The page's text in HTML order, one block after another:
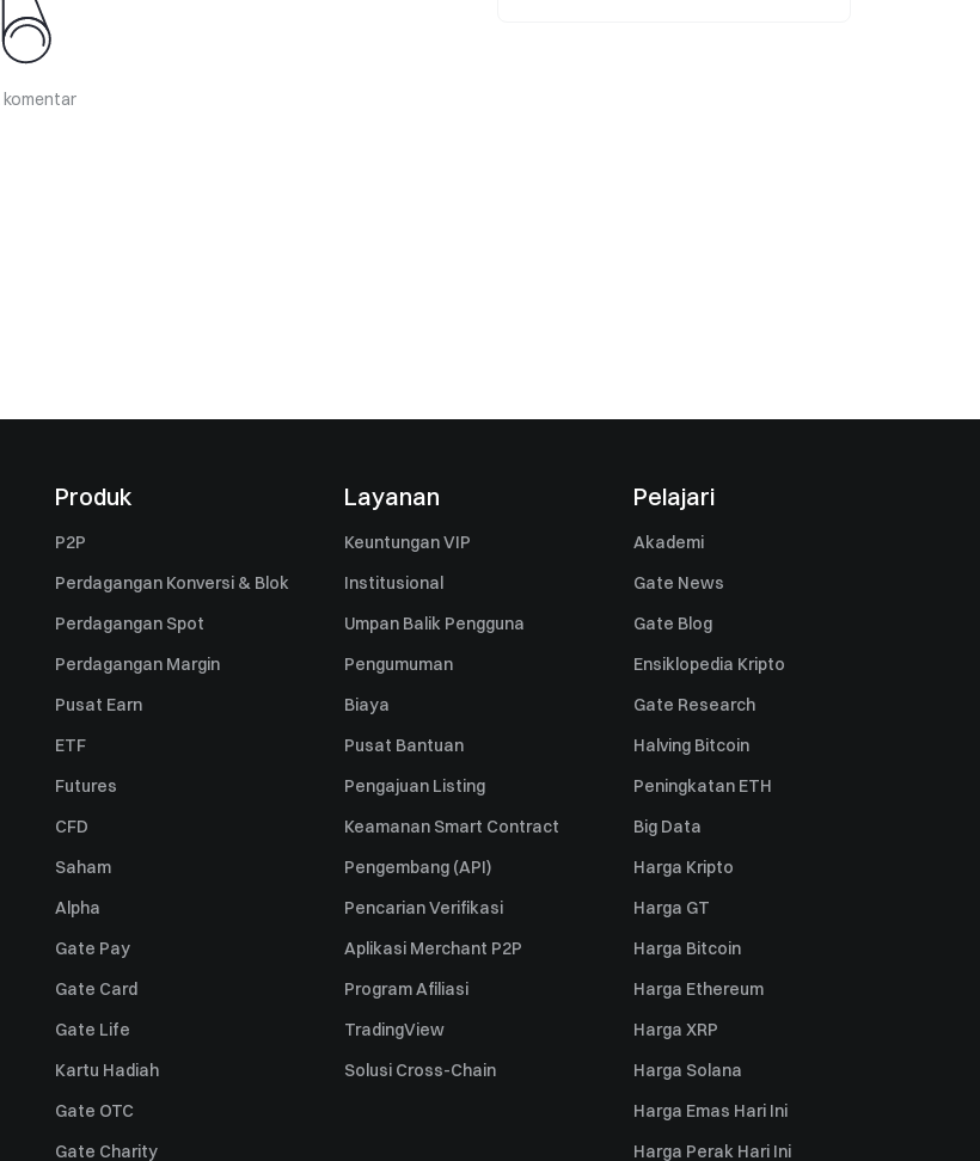
komentar
Produk
P2P
Perdagangan Konversi & Blok
Perdagangan Spot
Perdagangan Margin
Pusat Earn
ETF
Futures
CFD
Saham
Alpha
Gate Pay
Gate Card
Gate Life
Kartu Hadiah
Gate OTC
Gate Charity
Layanan
Keuntungan VIP
Institusional
Umpan Balik Pengguna
Pengumuman
Biaya
Pusat Bantuan
Pengajuan Listing
Keamanan Smart Contract
Pengembang (API)
Pencarian Verifikasi
Aplikasi Merchant P2P
Program Afiliasi
TradingView
Solusi Cross-Chain
Pelajari
Akademi
Gate News
Gate Blog
Ensiklopedia Kripto
Gate Research
Halving Bitcoin
Peningkatan ETH
Big Data
Harga Kripto
Harga GT
Harga Bitcoin
Harga Ethereum
Harga XRP
Harga Solana
Harga Emas Hari Ini
Harga Perak Hari Ini